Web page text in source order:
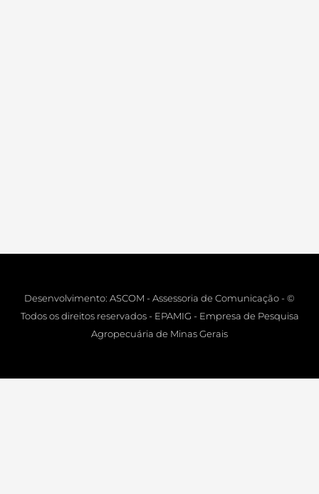
Desenvolvimento: ASCOM - Assessoria de Comunicação - ©
Todos os direitos reservados - EPAMIG - Empresa de Pesquisa
Agropecuária de Minas Gerais